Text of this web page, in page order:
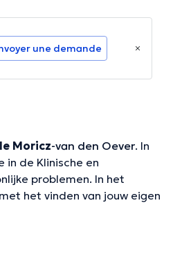
une demande
Moricz-van den Oever. In
de Klinische en
problemen. In het
het vinden van jouw eigen